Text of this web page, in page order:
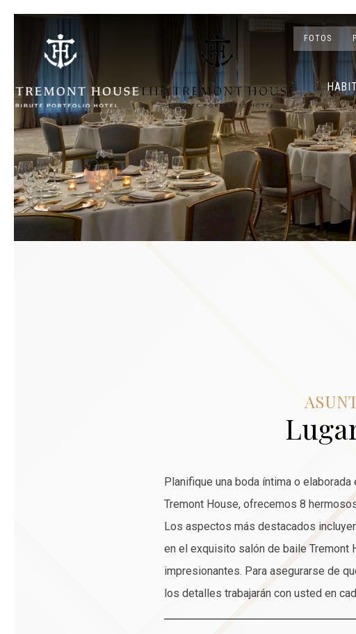
FOTOS
Previous slide
Planifique una boda íntima o
Tremont House, ofrecemos 8
Los aspectos más destacados
en el exquisito salón de baile Tremont
impresionantes. Para asegurarse de
los detalles trabajarán con usted en